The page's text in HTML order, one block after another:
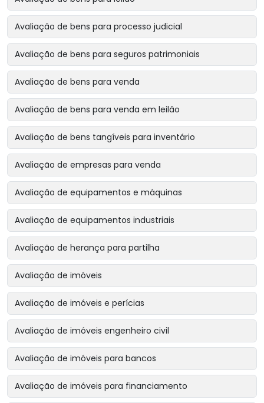
Avaliação de bens para processo judicial
Avaliação de bens para seguros patrimoniais
Avaliação de bens para venda
Avaliação de bens para venda em leilão
Avaliação de bens tangíveis para inventário
Avaliação de empresas para venda
Avaliação de equipamentos e máquinas
Avaliação de equipamentos industriais
Avaliação de herança para partilha
Avaliação de imóveis
Avaliação de imóveis e perícias
Avaliação de imóveis engenheiro civil
Avaliação de imóveis para bancos
Avaliação de imóveis para financiamento